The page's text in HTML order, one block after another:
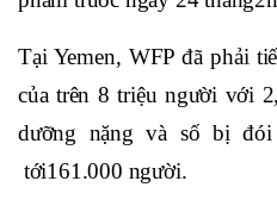
Tại Yemen, WFP đã phải
của trên 8 triệu người với
dưỡng nặng và số bị
tới161.000 người.